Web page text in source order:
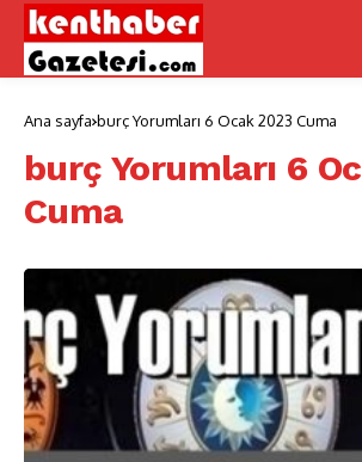
Ana sayfa burç Yorumları 6 Ocak 2023 Cuma
burç Yorumları 6
Cuma